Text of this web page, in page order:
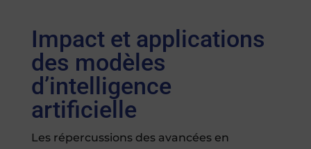
Impact et applications
des modèles
d’intelligence
artificielle
Les répercussions des avancées en